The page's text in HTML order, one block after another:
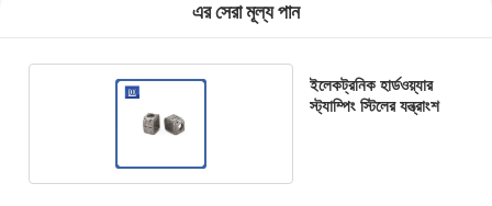
এর সেরা মূল্য পান
ইলেকট্রনিক হার্ডওয়্যার
স্ট্যাম্পিং স্টিলের যন্ত্রাংশ